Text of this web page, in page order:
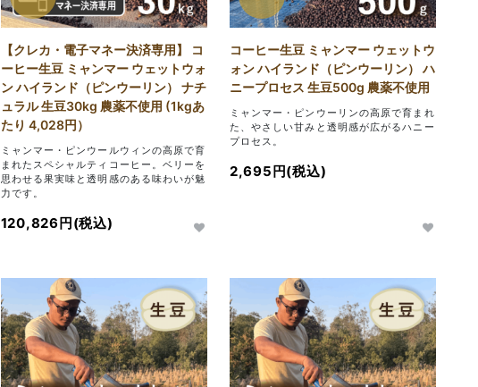
【クレカ・電子マネー決済専用】 コ
ーヒー生豆 ミャンマー ウェットウォ
ン ハイランド（ピンウーリン） ナチ
ュラル 生豆30kg 農薬不使用 (1kgあ
たり 4,028円）
ミャンマー・ピンウールウィンの高原で育
まれたスペシャルティコーヒー。ベリーを
思わせる果実味と透明感のある味わいが魅
力です。
120,826円(税込)
コーヒー生豆 ミャンマー ウェットウ
ォン ハイランド（ピンウーリン） ハ
ニープロセス 生豆500g 農薬不使用
ミャンマー・ピンウーリンの高原で育まれ
た、やさしい甘みと透明感が広がるハニー
プロセス。
2,695円(税込)